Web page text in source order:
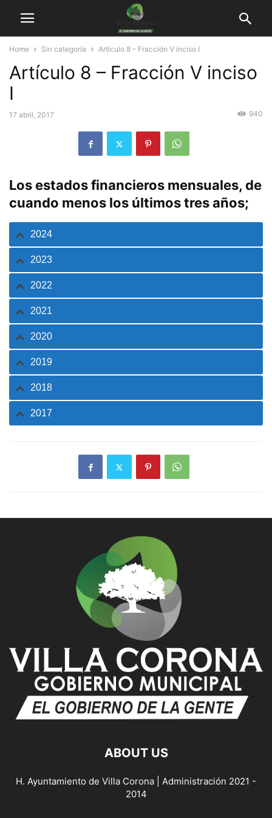
Home Sin categoría Artículo 8 – Fracción V inciso I
Artículo 8 – Fracción V inciso
I
17 abril, 2017 940
Los estados financieros mensuales, de
cuando menos los últimos tres años;
2024
2023
2022
2021
2020
2019
2018
2017
ABOUT US
H. Ayuntamiento de Villa Corona | Administración 2021 -
2014